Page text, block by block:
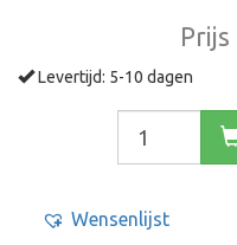
Prijs
Levertijd: 5-10 dagen
Wensenlijst